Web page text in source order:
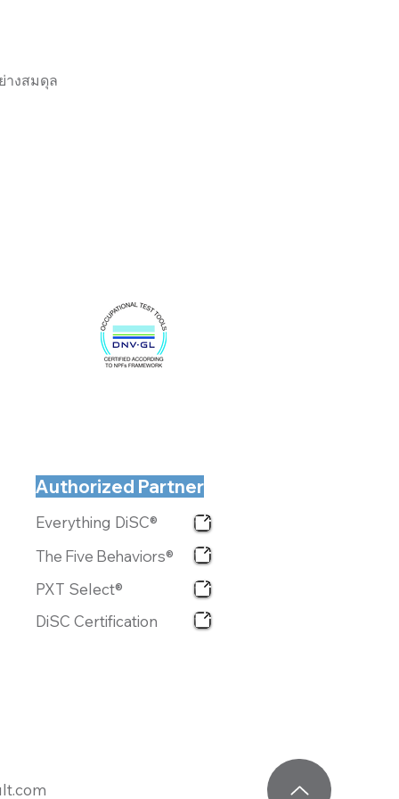
างสมดุล
Authorized Partner
Everything DiSC®
The Five Behaviors®
PXT Select®
DiSC Certification